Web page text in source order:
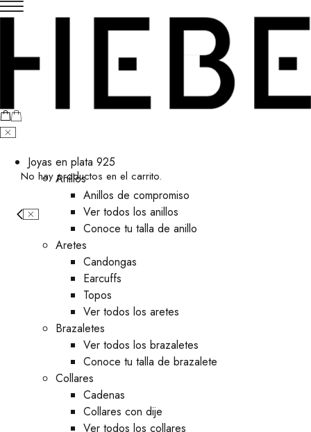
No hay productos en el carrito.
Joyas en plata 925
Anillos
Anillos de compromiso
Ver todos los anillos
Conoce tu talla de anillo
Aretes
⁠Candongas
Earcuffs
Topos
Ver todos los aretes
Brazaletes
Ver todos los brazaletes
Conoce tu talla de brazalete
Collares
Cadenas
Collares con dije
Ver todos los collares